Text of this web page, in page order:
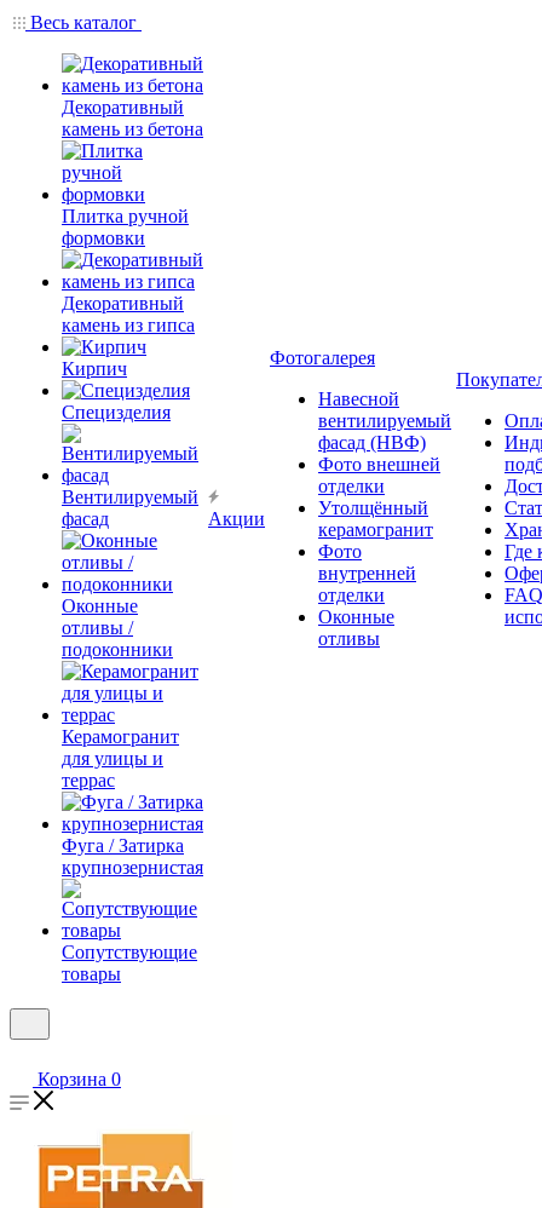
Весь каталог
Декоративный
камень из бетона
Плитка ручной
формовки
Декоративный
камень из гипса
Кирпич
Специзделия
Вентилируемый
фасад
Оконные
отливы /
подоконники
Керамогранит
для улицы и
террас
Фуга / Затирка
крупнозернистая
Сопутствующие
товары
Акции
Фотогалерея
Навесной
вентилируемый
фасад (НВФ)
Фото внешней
отделки
Утолщённый
керамогранит
Фото
внутренней
отделки
Оконные
отливы
Где
Корзина 0